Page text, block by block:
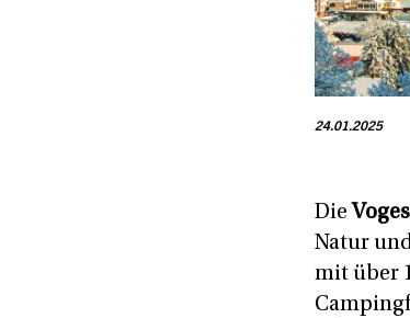
24.01.2025
Die
Natur
mit über